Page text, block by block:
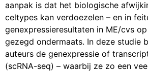
aanpak is dat het biologische
celtypes kan verdoezelen – en in
genexpressieresultaten in ME/cvs
gezegd ondermaats. In deze studie
auteurs de genexpressie of
(scRNA-seq) – waarbij ze zo een